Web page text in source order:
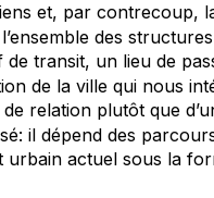
et, par contrecoup,
des
de transit, un lieu de
de la ville qui nous
relation plutôt que
il dépend des
actuel sous la